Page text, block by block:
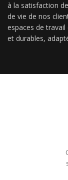
à la satisfaction
de vie de nos
espaces de
et durables,